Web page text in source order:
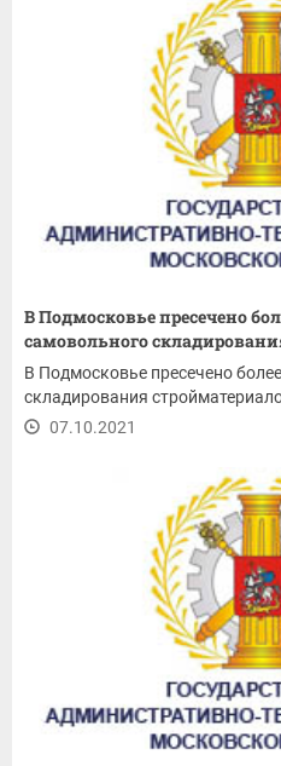
В Подмосковье пресечено
самовольного
В Подмосковье пресечено
складирования
07.10.2021